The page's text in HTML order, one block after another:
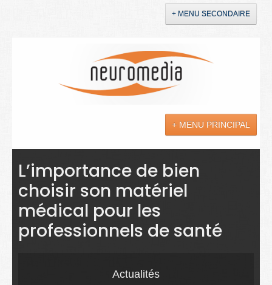
+ MENU SECONDAIRE
+ MENU PRINCIPAL
Actualités
Sciences
Maladies
Soins
L’importance de bien
choisir son matériel
médical pour les
professionnels de santé
Actualités